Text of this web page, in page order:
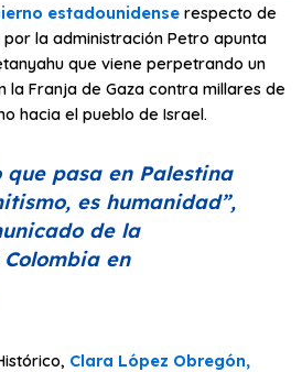
estadounidense respecto de
la administración Petro apunta
que viene perpetrando un
la Franja de Gaza contra millares de
hacia el pueblo de Israel.
que pasa en Palestina
es humanidad”,
de la
en
Clara López Obregón,